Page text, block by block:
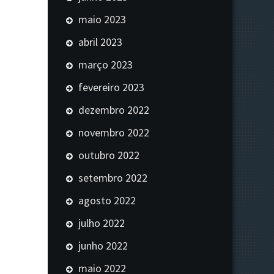
maio 2023
abril 2023
março 2023
fevereiro 2023
dezembro 2022
novembro 2022
outubro 2022
setembro 2022
agosto 2022
julho 2022
junho 2022
maio 2022